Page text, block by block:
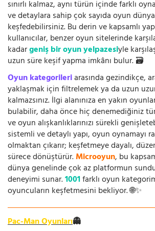
sınırlı kalmaz, aynı türün içinde farklı
ve detaylara sahip çok sayıda oyun
keşfedebilirsiniz. Bu derin ve kapsamlı
kullanıcılar, benzer oyun sitelerinde
kadargeniş bir oyun yelpazesiyle
uzun süre keşif yapma imkânı bulur. 🗃️
Oyun kategorileriarasında gezindikçe,
yaklaşmak için filtrelemek ya da uzun
kalmazsınız. İlgi alanınıza en yakın
bulabilir, daha önce hiç denemediğiniz
ve oyun alışkanlıklarınızı sürekli
sistemli ve detaylı yapı, oyun oynamayı
olmaktan çıkarır; keşfetmeye dayalı,
sürece dönüştürür.Microoyun, bu
dünya genelinde çok az platformun
deneyimi sunar.1001farklı oyun
oyuncuların keşfetmesini bekliyor. 🌐✨
Pac-Man Oyunları👻